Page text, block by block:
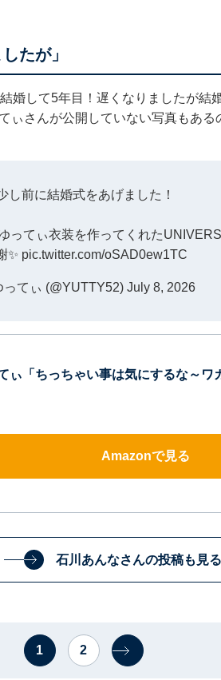
たが」
婚して5年目！遅くなりましたが結
ぃさんが公開していない写真もあ
し前に結婚式をあげました！
ってぃ衣装を作ってくれた
✨ pic.twitter.com/oSAD0ew1TC
てぃ (@YUTTY52) July 8, 2026
ぃ「ちっちゃい事は気にするな～ワ
Amazonで見る
石川あんなさんの投稿も見る
1 2